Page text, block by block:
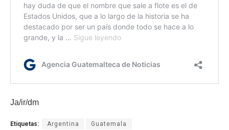
Ja/ir/dm
Etiquetas: Argentina Guatemala